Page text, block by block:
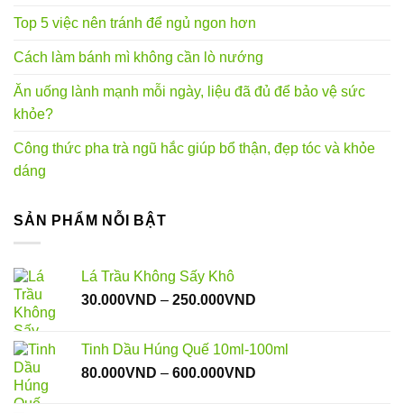
Top 5 việc nên tránh để ngủ ngon hơn
Cách làm bánh mì không cần lò nướng
Ăn uống lành mạnh mỗi ngày, liệu đã đủ để bảo vệ sức
khỏe?
Công thức pha trà ngũ hắc giúp bổ thận, đẹp tóc và khỏe
dáng
SẢN PHẨM NỖI BẬT
Lá Trầu Không Sấy Khô
30.000VND – 250.000VND
30.000VND
Tinh Dầu Húng Quế 10ml-100ml
80.000VND – 600.000VND